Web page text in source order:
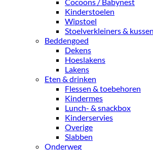
Kinderstoelen
Wipstoel
Stoelverkleiners &
Beddengoed
Dekens
Hoeslakens
Lakens
Eten & drinken
Flessen & toebehoren
Kindermes
Lunch- & snackbox
Kinderservies
Overige
Slabben
Onderweg